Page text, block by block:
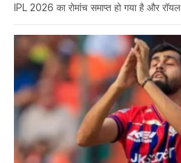
IPL 2026 का रोमांच समाप्त हो गया है और